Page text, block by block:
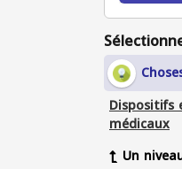
Dispositifs
médicaux
Un